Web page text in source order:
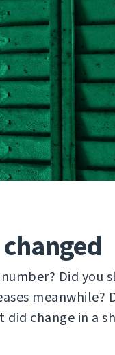
Did you
meanwhile?
change in a